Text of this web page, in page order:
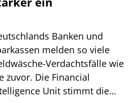
Banken und
melden so viele
Verdachtsfälle wie
zuvor. Die Financial
Unit stimmt die